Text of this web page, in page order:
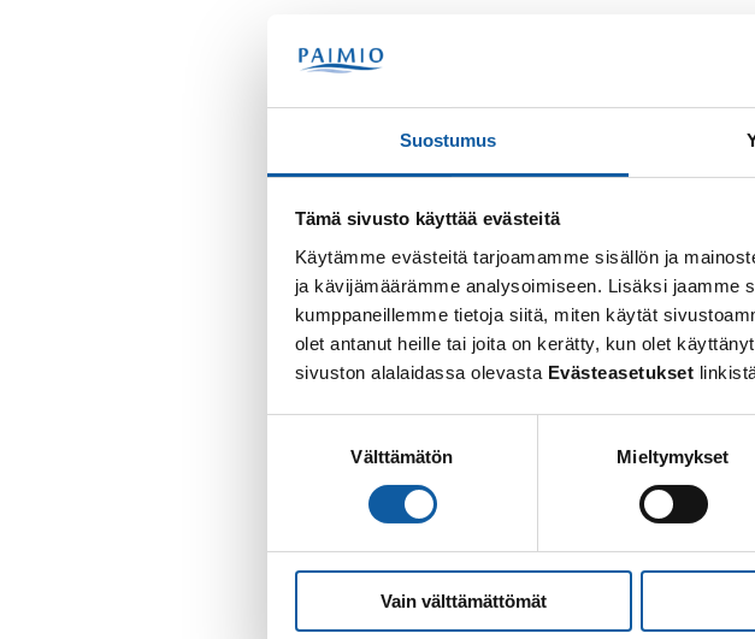
Suostumus
Tämä sivusto käyttää evästeitä
Käytämme evästeitä tarjoamamme sisällön ja
ja kävijämäärämme analysoimiseen. Lisäksi jaamme
kumppaneillemme tietoja siitä, miten käytät
olet antanut heille tai joita on kerätty, kun olet
sivuston alalaidassa olevasta Evästeasetukset
Välttämätön Mieltymykset
Vain välttämättömät
Opastettu
Palvelut
Paimion neljä
Opastettu